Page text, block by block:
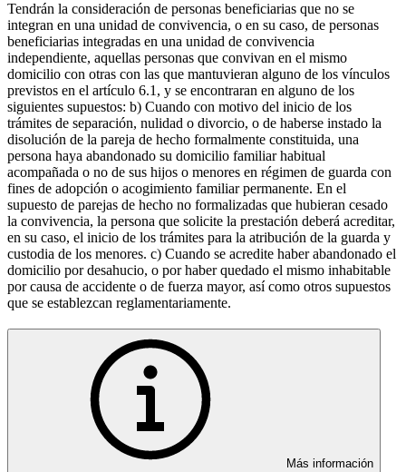
Tendrán la consideración de personas beneficiarias que no se
integran en una unidad de convivencia, o en su caso, de personas
beneficiarias integradas en una unidad de convivencia
independiente, aquellas personas que convivan en el mismo
domicilio con otras con las que mantuvieran alguno de los vínculos
previstos en el artículo 6.1, y se encontraran en alguno de los
siguientes supuestos: b) Cuando con motivo del inicio de los
trámites de separación, nulidad o divorcio, o de haberse instado la
disolución de la pareja de hecho formalmente constituida, una
persona haya abandonado su domicilio familiar habitual
acompañada o no de sus hijos o menores en régimen de guarda con
fines de adopción o acogimiento familiar permanente. En el
supuesto de parejas de hecho no formalizadas que hubieran cesado
la convivencia, la persona que solicite la prestación deberá acreditar,
en su caso, el inicio de los trámites para la atribución de la guarda y
custodia de los menores. c) Cuando se acredite haber abandonado el
domicilio por desahucio, o por haber quedado el mismo inhabitable
por causa de accidente o de fuerza mayor, así como otros supuestos
que se establezcan reglamentariamente.
Más información